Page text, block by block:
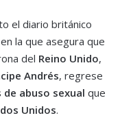
el diario británico
la que asegura que
del Reino Unido,
Andrés, regrese
de abuso sexual que
Unidos.